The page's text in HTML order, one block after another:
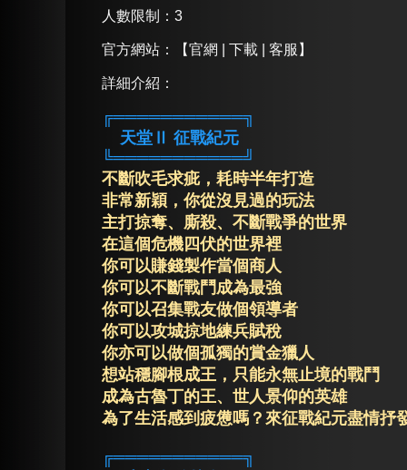
人數限制：3
官方網站： 【官網 | 下載 | 客服】
詳細介紹 ：
╔═══════════╗
天堂Ⅱ 征戰紀元
╚═══════════╝
不斷吹毛求疵，耗時半年打造
非常新穎，你從沒見過的玩法
主打掠奪、廝殺、不斷戰爭的世界
在這個危機四伏的世界裡
你可以賺錢製作當個商人
你可以不斷戰鬥成為最強
你可以召集戰友做個領導者
你可以攻城掠地練兵賦稅
你亦可以做個孤獨的賞金獵人
想站穩腳根成王，只能永無止境的戰鬥
成為古魯丁的王、世人景仰的英雄
為了生活感到疲憊嗎？來征戰紀元盡情抒
╔═══════════╗